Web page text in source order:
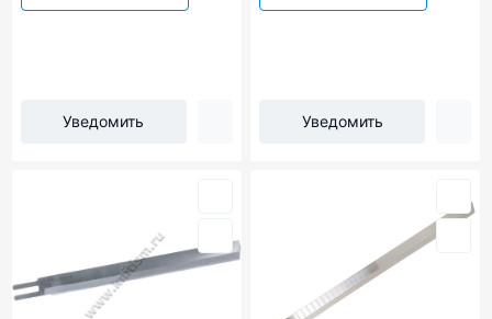
Уведомить Уведомить